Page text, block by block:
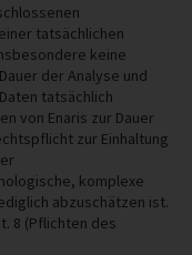
tatsächlichen
keine
der Analyse und
tatsächlich
von Enaris zur Dauer
zur Einhaltung
komplexe
abzuschätzen ist.
8 (Pflichten des